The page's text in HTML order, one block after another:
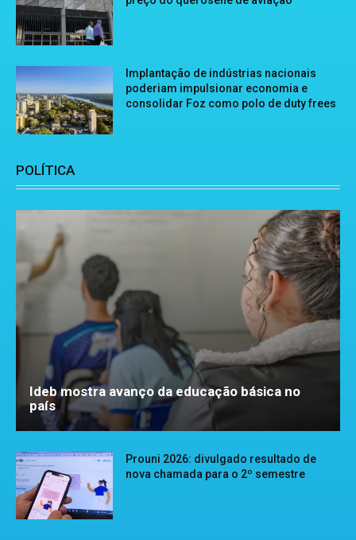
Implantação de indústrias nacionais
poderiam impulsionar economia e
consolidar Foz como polo de duty frees
POLÍTICA
Ideb mostra avanço da educação básica no
país
Prouni 2026: divulgado resultado de
nova chamada para o 2º semestre